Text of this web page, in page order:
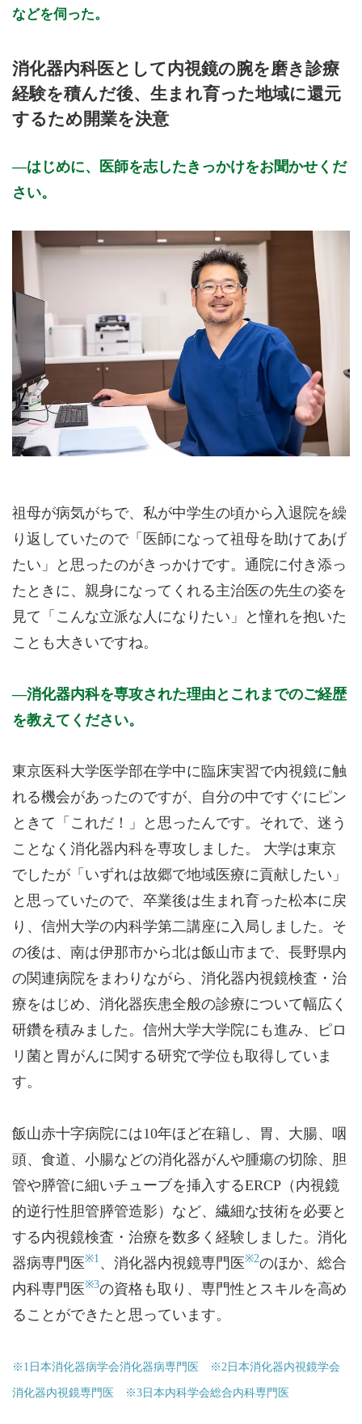
などを伺った。
消化器内科医として内視鏡の腕を磨き診療
経験を積んだ後、生まれ育った地域に還元
するため開業を決意
はじめに、医師を志したきっかけをお聞かせくだ
さい。
祖母が病気がちで、私が中学生の頃から入退院を繰
り返していたので「医師になって祖母を助けてあげ
たい」と思ったのがきっかけです。通院に付き添っ
たときに、親身になってくれる主治医の先生の姿を
見て「こんな立派な人になりたい」と憧れを抱いた
ことも大きいですね。
消化器内科を専攻された理由とこれまでのご経歴
を教えてください。
東京医科大学医学部在学中に臨床実習で内視鏡に触
れる機会があったのですが、自分の中ですぐにピン
ときて「これだ！」と思ったんです。それで、迷う
ことなく消化器内科を専攻しました。 大学は東京
でしたが「いずれは故郷で地域医療に貢献したい」
と思っていたので、卒業後は生まれ育った松本に戻
り、信州大学の内科学第二講座に入局しました。そ
の後は、南は伊那市から北は飯山市まで、長野県内
の関連病院をまわりながら、消化器内視鏡検査・治
療をはじめ、消化器疾患全般の診療について幅広く
研鑽を積みました。信州大学大学院にも進み、ピロ
リ菌と胃がんに関する研究で学位も取得していま
す。
飯山赤十字病院には10年ほど在籍し、胃、大腸、咽
頭、食道、小腸などの消化器がんや腫瘍の切除、胆
管や膵管に細いチューブを挿入するERCP（内視鏡
的逆行性胆管膵管造影）など、繊細な技術を必要と
する内視鏡検査・治療を数多く経験しました。消化
器病専門医※1 、消化器内視鏡専門医※2のほか、総合
内科専門医※3の資格も取り、専門性とスキルを高め
ることができたと思っています。
※1日本消化器病学会消化器病専門医 ※2日本消化器内視鏡学会
消化器内視鏡専門医 ※3日本内科学会総合内科専門医